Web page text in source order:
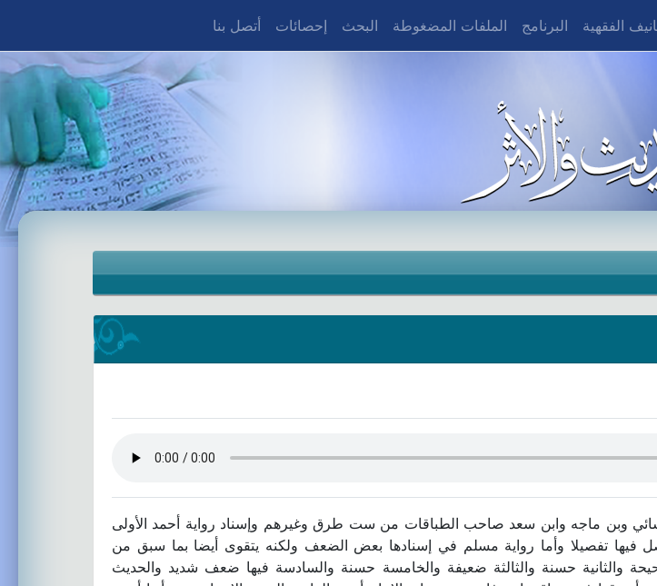
الفقهية البرنامج الملفات المضغوطة البحث إحصائات أتصل بنا
وبن ماجه وابن سعد صاحب الطباقات من ست طرق وغيرهم وإسناد رواية أحمد الأولى
فيها تفصيلا وأما رواية مسلم في إسنادها بعض الضعف ولكنه يتقوى أيضا بما سبق من
والثانية حسنة والثالثة ضعيفة والخامسة حسنة والسادسة فيها ضعف شديد والحديث